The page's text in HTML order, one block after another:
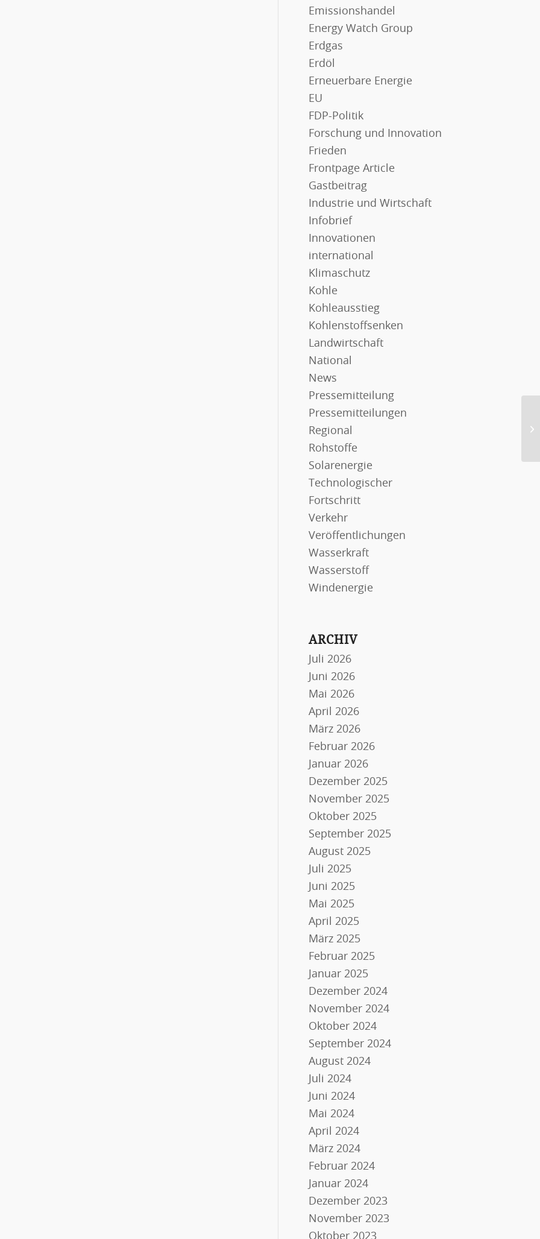
Emissionshandel
Energy Watch Group
Erdgas
Erdöl
Erneuerbare Energie
EU
FDP-Politik
Forschung und Innovation
Frieden
Frontpage Article
Gastbeitrag
Industrie und Wirtschaft
Infobrief
Innovationen
international
Klimaschutz
Kohle
Kohleausstieg
Kohlenstoffsenken
Landwirtschaft
National
News
Pressemitteilung
Pressemitteilungen
Regional
Rohstoffe
Solarenergie
Technologischer
Fortschritt
Verkehr
Veröffentlichungen
Wasserkraft
Wasserstoff
Windenergie
ARCHIV
Juli 2026
Juni 2026
Mai 2026
April 2026
März 2026
Februar 2026
Januar 2026
Dezember 2025
November 2025
Oktober 2025
September 2025
August 2025
Juli 2025
Juni 2025
Mai 2025
April 2025
März 2025
Februar 2025
Januar 2025
Dezember 2024
November 2024
Oktober 2024
September 2024
August 2024
Juli 2024
Juni 2024
Mai 2024
April 2024
März 2024
Februar 2024
Januar 2024
Dezember 2023
November 2023
Oktober 2023